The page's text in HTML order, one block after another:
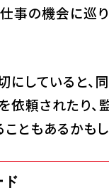
仕事の機会に巡
にしていると、
依頼されたり、
ともあるかも
ド